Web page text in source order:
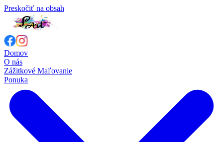
Preskočiť na obsah
Domov
O nás
Zážitkové Maľovanie
Ponuka